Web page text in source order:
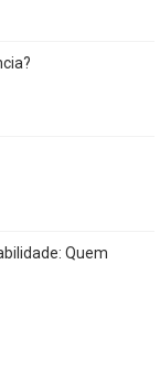
Quem